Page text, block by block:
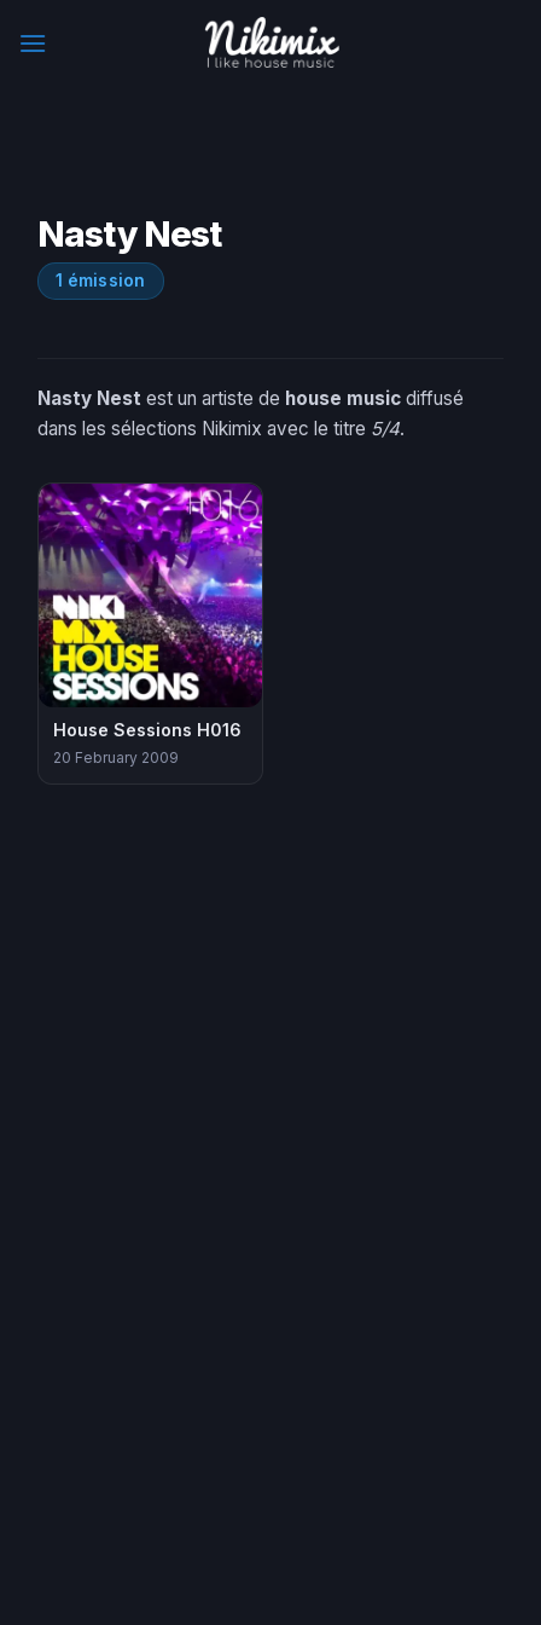
Nasty Nest
1 émission
Nasty Nest est un artiste de house music diffusé
dans les sélections Nikimix avec le titre 5/4.
House Sessions H016
20 February 2009